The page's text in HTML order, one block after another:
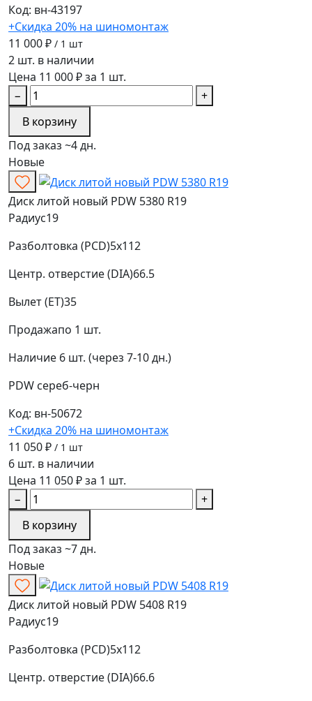
Код: вн-43197
+Скидка 20% на шиномонтаж
11 000 ₽ / 1 шт
2 шт. в наличии
Цена 11 000 ₽ за 1 шт.
−
+
В корзину
Под заказ ~4 дн.
Новые
Диск литой новый PDW 5380 R19
Радиус19
Разболтовка (PCD)5x112
Центр. отверстие (DIA)66.5
Вылет (ET)35
Продажапо 1 шт.
Наличие 6 шт. (через 7-10 дн.)
PDW сереб-черн
Код: вн-50672
+Скидка 20% на шиномонтаж
11 050 ₽ / 1 шт
6 шт. в наличии
Цена 11 050 ₽ за 1 шт.
−
+
В корзину
Под заказ ~7 дн.
Новые
Диск литой новый PDW 5408 R19
Радиус19
Разболтовка (PCD)5x112
Центр. отверстие (DIA)66.6